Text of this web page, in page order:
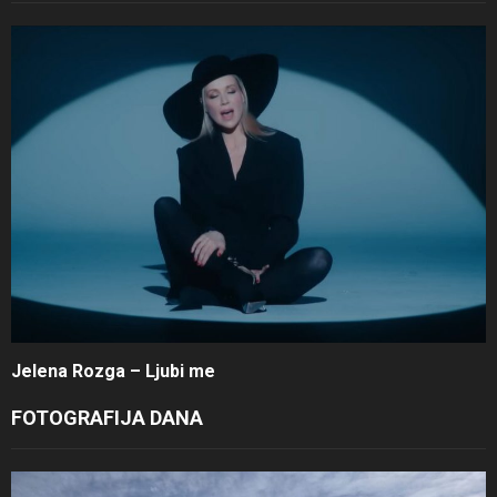
Jelena Rozga – Ljubi me
FOTOGRAFIJA DANA